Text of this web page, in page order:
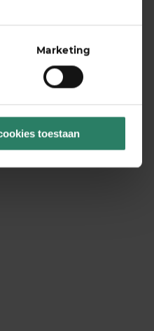
Marketing
toestaan